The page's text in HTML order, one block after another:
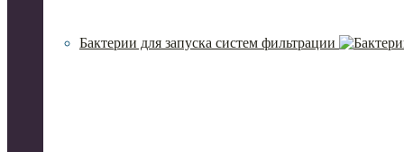
Бактерии для запуска систем фильтрации